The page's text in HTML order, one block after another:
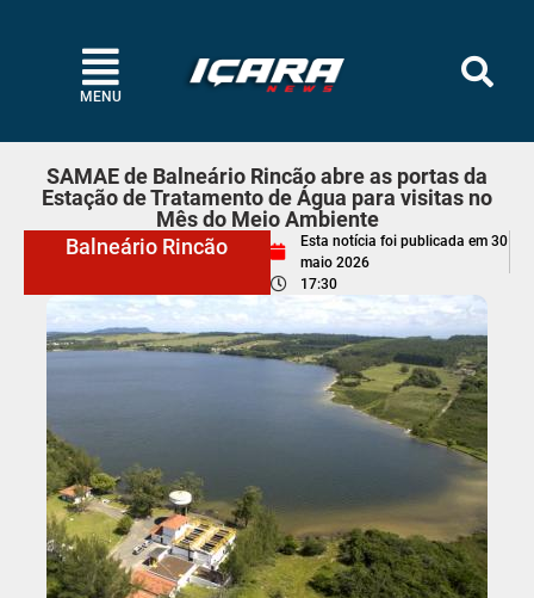
MENU
SAMAE de Balneário Rincão abre as portas da
Estação de Tratamento de Água para visitas no
Mês do Meio Ambiente
Balneário Rincão
Esta notícia foi publicada em 30
maio 2026
17:30